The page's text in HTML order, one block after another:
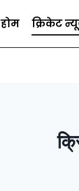
होम क्रिकेट